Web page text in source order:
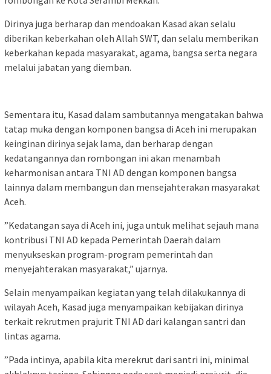
Dirinya juga berharap dan mendoakan Kasad akan selalu
diberikan keberkahan oleh Allah SWT, dan selalu memberikan
keberkahan kepada masyarakat, agama, bangsa serta negara
melalui jabatan yang diemban.
Sementara itu, Kasad dalam sambutannya mengatakan bahwa
tatap muka dengan komponen bangsa di Aceh ini merupakan
keinginan dirinya sejak lama, dan berharap dengan
kedatangannya dan rombongan ini akan menambah
keharmonisan antara TNI AD dengan komponen bangsa
lainnya dalam membangun dan mensejahterakan masyarakat
Aceh.
”Kedatangan saya di Aceh ini, juga untuk melihat sejauh mana
kontribusi TNI AD kepada Pemerintah Daerah dalam
menyukseskan program-program pemerintah dan
menyejahterakan masyarakat,” ujarnya.
Selain menyampaikan kegiatan yang telah dilakukannya di
wilayah Aceh, Kasad juga menyampaikan kebijakan dirinya
terkait rekrutmen prajurit TNI AD dari kalangan santri dan
lintas agama.
”Pada intinya, apabila kita merekrut dari santri ini, minimal